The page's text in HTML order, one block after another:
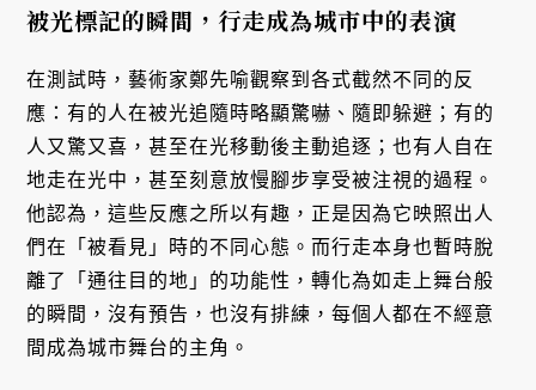
被光標記的瞬間，行走成為城市中的表演
在測試時，藝術家鄭先喻觀察到各式截然不同的反
應：有的人在被光追隨時略顯驚嚇、隨即躲避；有的
人又驚又喜，甚至在光移動後主動追逐；也有人自在
地走在光中，甚至刻意放慢腳步享受被注視的過程。
他認為，這些反應之所以有趣，正是因為它映照出人
們在「被看見」時的不同心態。而行走本身也暫時脫
離了「通往目的地」的功能性，轉化為如走上舞台般
的瞬間，沒有預告，也沒有排練，每個人都在不經意
間成為城市舞台的主角。